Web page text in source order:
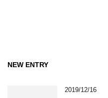
NEW ENTRY
2019/12/16